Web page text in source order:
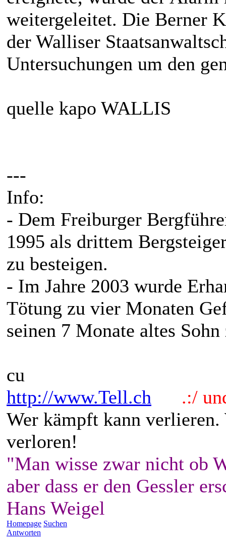
weitergeleitet. Die Berner
der Walliser
Untersuchungen um den
quelle kapo WALLIS
---
Info:
- Dem Freiburger
1995 als drittem
zu besteigen.
- Im Jahre 2003 wurde
Tötung zu vier Monaten
seinen 7 Monate altes
cu
http://www.Tell.ch
.:/
Wer kämpft kann
verloren!
"Man wisse zwar nicht ob
aber dass er den Gessler
Hans Weigel
Homepage Suchen
Antworten